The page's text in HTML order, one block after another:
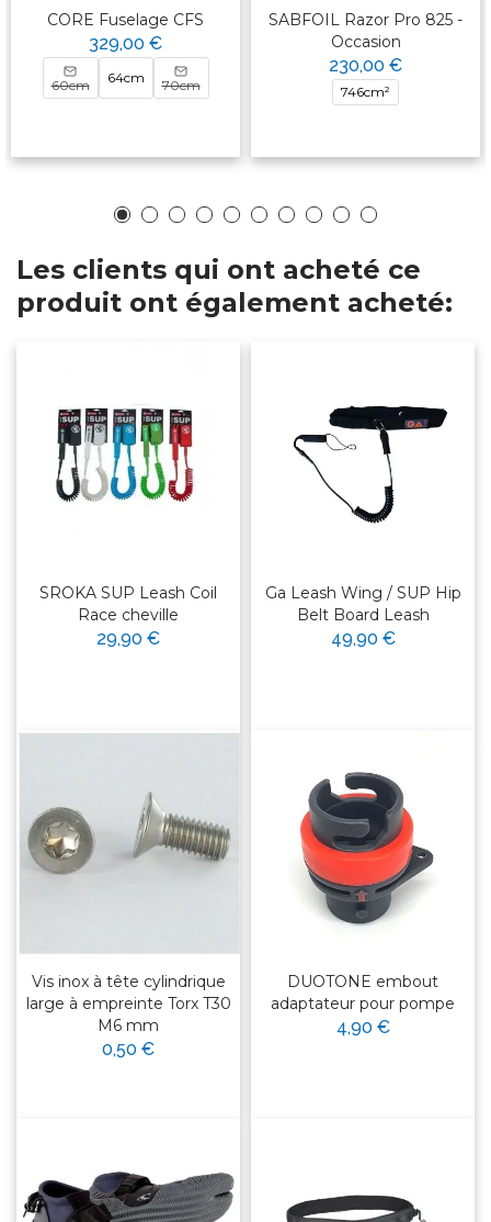
CORE Fuselage CFS
329,00 €
60cm 64cm 70cm
SABFOIL Razor Pro 825 -
Occasion
230,00 €
746cm²
Les clients qui ont acheté ce
produit ont également acheté:
SROKA SUP Leash Coil
Race cheville
29,90 €
Ga Leash Wing / SUP Hip
Belt Board Leash
49,90 €
Vis inox à tête cylindrique
large à empreinte Torx T30
M6 mm
0,50 €
DUOTONE embout
adaptateur pour pompe
4,90 €